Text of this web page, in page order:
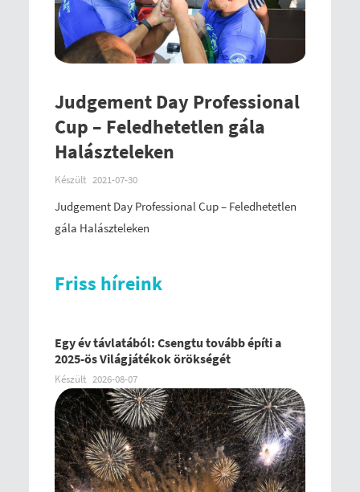
Judgement Day Professional
Cup – Feledhetetlen gála
Halászteleken
Készült 2021-07-30
Judgement Day Professional Cup – Feledhetetlen
gála Halászteleken
Friss híreink
Egy év távlatából: Csengtu tovább építi a
2025-ös Világjátékok örökségét
Készült 2026-08-07